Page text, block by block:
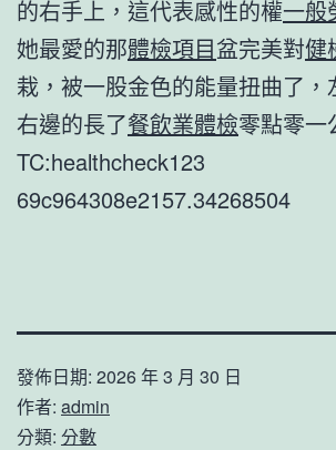
的右手上，這代表感性的權一般
她最愛的那體檢項目盆完美對健
栽，被一股金色的能量扭曲了
右邊的長了餐飲業體檢零點零一
TC:healthcheck123
69c964308e2157.34268504
發佈日期: 2026 年 3 月 30 日
作者: admin
分類: 分數